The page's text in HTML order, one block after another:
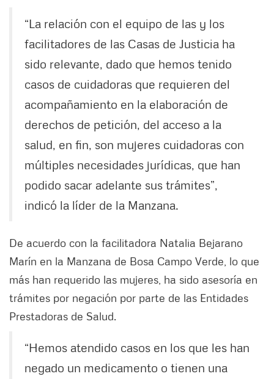
“La relación con el equipo de las y los
facilitadores de las Casas de Justicia ha
sido relevante, dado que hemos tenido
casos de cuidadoras que requieren del
acompañamiento en la elaboración de
derechos de petición, del acceso a la
salud, en fin, son mujeres cuidadoras con
múltiples necesidades jurídicas, que han
podido sacar adelante sus trámites”,
indicó la líder de la Manzana.
De acuerdo con la facilitadora Natalia Bejarano
Marín en la Manzana de Bosa Campo Verde, lo que
más han requerido las mujeres, ha sido asesoría en
trámites por negación por parte de las Entidades
Prestadoras de Salud.
“Hemos atendido casos en los que les han
negado un medicamento o tienen una